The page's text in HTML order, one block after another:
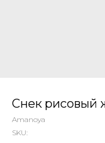
Снек рисовый
Amanoya
SKU: